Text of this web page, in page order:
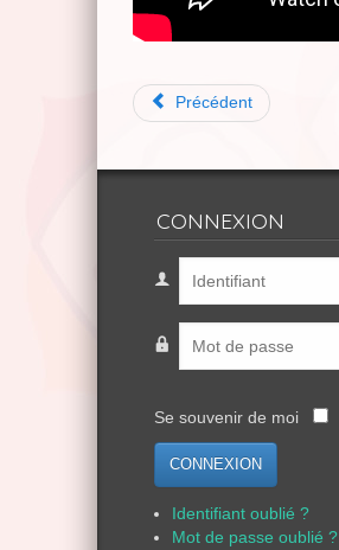
Précédent
CONNEXION
Se souvenir de moi
CONNEXION
Identifiant oublié ?
Mot de passe oublié ?